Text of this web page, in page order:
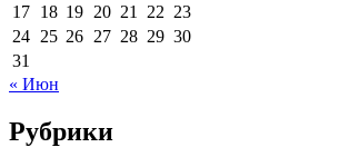
17 18 19 20 21 22 23
24 25 26 27 28 29 30
31
« Июн
Рубрики